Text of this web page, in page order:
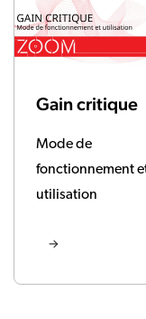
Gain critique
Mode de
fonctionnement
utilisation